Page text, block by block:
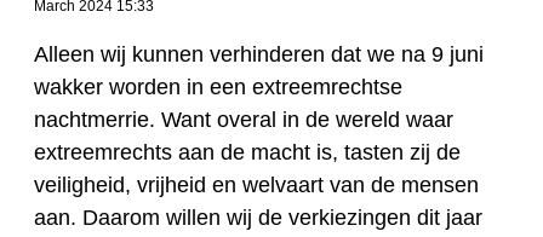
March 2024 15:33
Alleen wij kunnen verhinderen dat we na 9 juni
wakker worden in een extreemrechtse
nachtmerrie. Want overal in de wereld waar
extreemrechts aan de macht is, tasten zij de
veiligheid, vrijheid en welvaart van de mensen
aan. Daarom willen wij de verkiezingen dit jaar